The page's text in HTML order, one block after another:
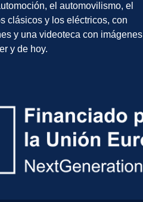
el automovilismo, el
clásicos y los eléctricos, con
y una videoteca con imágenes
y de hoy.